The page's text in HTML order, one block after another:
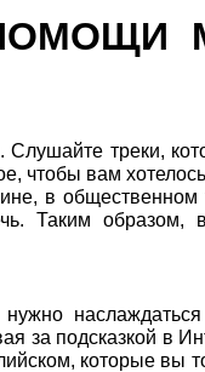
Слушайте треки,
чтобы вам
в общественном
Таким образом,
за подсказкой в
которые вы